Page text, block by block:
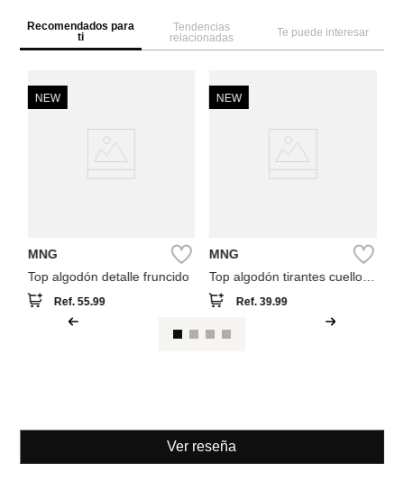
Recomendados para
ti
Tendencias
relacionadas
Te puede interesar
NEW
MNG
Top algodón detalle fruncido
Ref.55.99
NEW
MNG
Top algodón tirantes cuello
pico
Ref. 39.99
Ver reseña